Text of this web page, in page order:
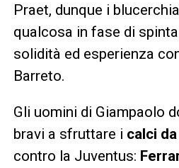
Praet, dunque i
qualcosa in fase di
solidità ed esperienza
Barreto.
Gli uomini di Giampaolo
bravi a sfruttare i calci
contro la Juventus: